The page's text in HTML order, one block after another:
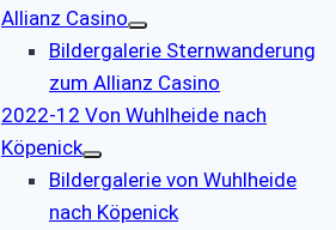
Allianz Casino
Bildergalerie Sternwanderung
zum Allianz Casino
2022-12 Von Wuhlheide nach
Köpenick
Bildergalerie von Wuhlheide
nach Köpenick